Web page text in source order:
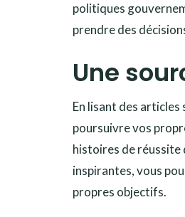
politiques
prendre des
Une
En lisant des articles
poursuivre vos
histoires de réussite
inspirantes, vous
propres objectifs.